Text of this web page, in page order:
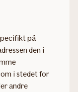
på
den i
i stedet for
andre